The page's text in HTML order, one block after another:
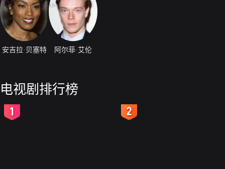
安吉拉·贝塞特 阿尔菲·艾伦
电视剧排行榜